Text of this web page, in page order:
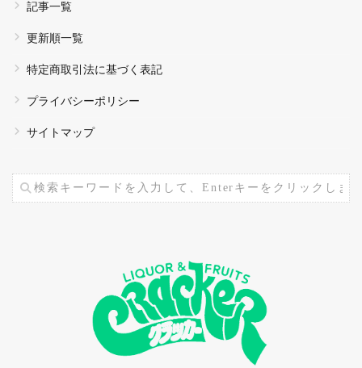
記事一覧
更新順一覧
特定商取引法に基づく表記
プライバシーポリシー
サイトマップ